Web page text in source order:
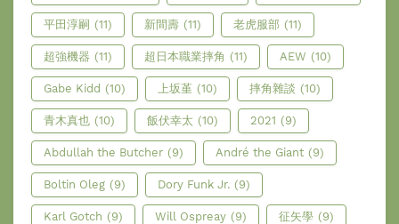
平田淳嗣 (11) 新間壽 (11) 老虎服部 (11)
超強機器 (11) 超日本職業摔角 (11) AEW (10)
Gabe Kidd (10) 上坂堇 (10) 摔角雜談 (10)
青木真也 (10) 飯伏幸太 (10) 2021 (9)
Abdullah the Butcher (9) André the Giant (9)
Boltin Oleg (9) Dory Funk Jr. (9)
Karl Gotch (9) Will Ospreay (9) 征矢學 (9)